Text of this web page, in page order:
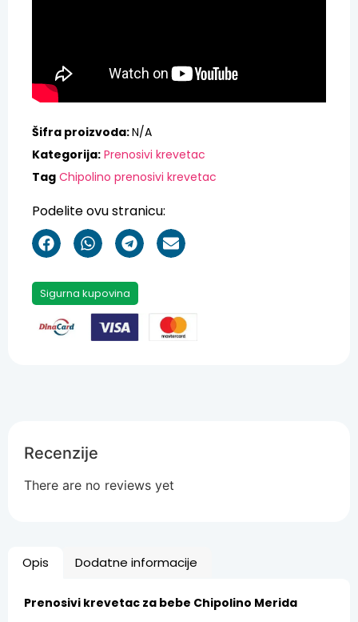
Šifra proizvoda:N/A
Kategorija: Prenosivi krevetac
Tag Chipolino prenosivi krevetac
Podelite ovu stranicu:
Sigurna kupovina
Opis Dodatne informacije
Prenosivi krevetac za bebe Chipolino Merida
Recenzije
There are no reviews yet